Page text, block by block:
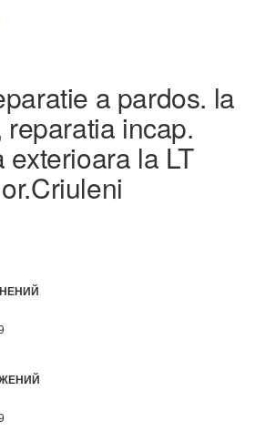
a pardos. la
incap.
exterioara la LT